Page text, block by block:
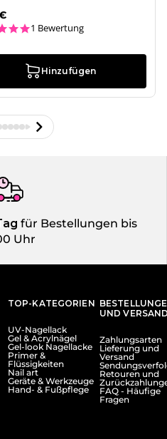
5.0 star rating
1 Bewertung
Hinzufügen
für Bestellungen bis
Uhr
TOP-KATEGORIEN
UV-Nagellack
Gel & Acrylnägel
Gel-look Nagellacke
Primer &
Flüssigkeiten
Nail art
Geräte & Werkzeuge
Hand- & Fußpflege
UND
Zahlungsarten
Lieferung und
Versand
Retouren und
FAQ - Häufige
Fragen